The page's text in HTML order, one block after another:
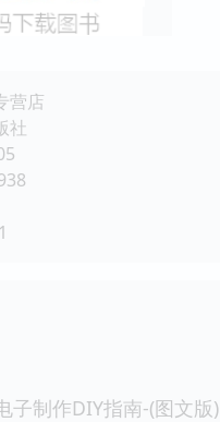
营店
社
子制作DIY指南-(图文版)